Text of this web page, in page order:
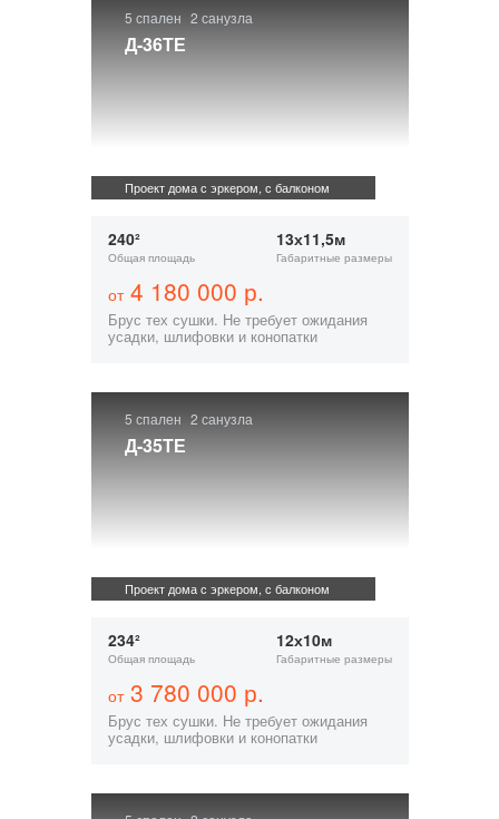
5 спален 2 санузла
Д-36ТЕ
Проект дома с эркером, с балконом
240²
Общая площадь
13х11,5м
Габаритные размеры
от4 180 000 р.
Брус тех сушки. Не требует ожидания
усадки, шлифовки и конопатки
5 спален 2 санузла
Д-35ТЕ
Проект дома с эркером, с балконом
234²
Общая площадь
12х10м
Габаритные размеры
от3 780 000 р.
Брус тех сушки. Не требует ожидания
усадки, шлифовки и конопатки